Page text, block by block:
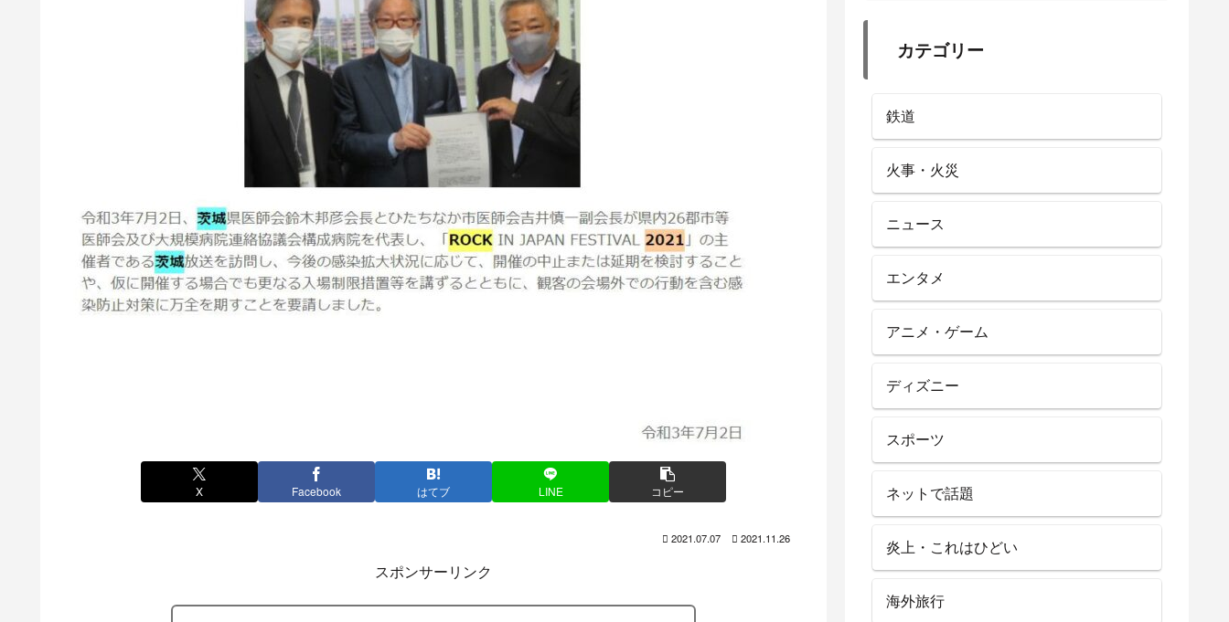
X Facebook はてブ LINE コピー
2021.07.07 2021.11.26
スポンサーリンク
カテゴリー
鉄道
火事・火災
ニュース
エンタメ
アニメ・ゲーム
ディズニー
スポーツ
ネットで話題
炎上・これはひどい
海外旅行